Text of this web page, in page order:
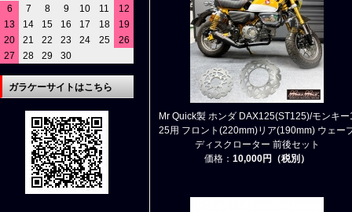
Mr Quick製 ホンダ DAX125(ST125)/モンキー
25用 フロント(220mm)リア(190mm) ウェー
ディスクローター 前後セット
価格： 10,000円（税別）
6
7 8 9 10 11
12
13
14 15 16 17 18
19
20
21 22 23 24 25
26
27
28 29 30
ガラケーサイトはこちら